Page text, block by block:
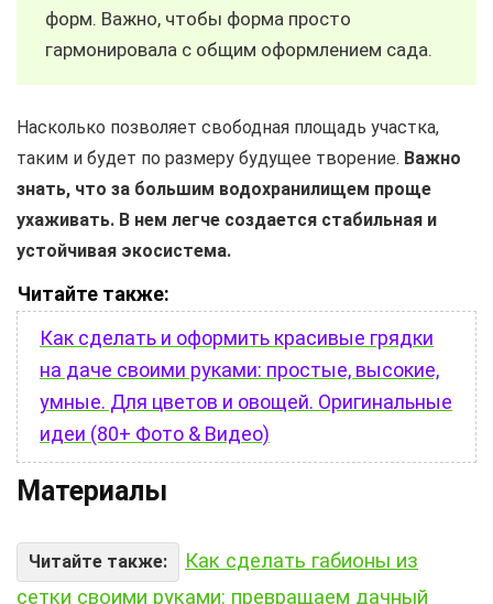
форм. Важно, чтобы форма просто
гармонировала с общим оформлением сада.
Насколько позволяет свободная площадь участка,
таким и будет по размеру будущее творение. Важно
знать, что за большим водохранилищем проще
ухаживать. В нем легче создается стабильная и
устойчивая экосистема.
Читайте также:
Как сделать и оформить красивые грядки
на даче своими руками: простые, высокие,
умные. Для цветов и овощей. Оригинальные
идеи (80+ Фото & Видео)
Материалы
Читайте также:
Как сделать габионы из
сетки своими руками: превращаем дачный